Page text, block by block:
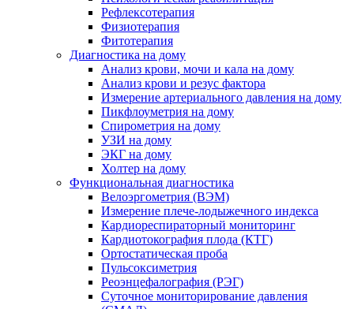
Рефлексотерапия
Физиотерапия
Фитотерапия
Диагностика на дому
Анализ крови, мочи и кала на дому
Анализ крови и резус фактора
Измерение артериального давления на дому
Пикфлоуметрия на дому
Спирометрия на дому
УЗИ на дому
ЭКГ на дому
Холтер на дому
Функциональная диагностика
Велоэргометрия (ВЭМ)
Измерение плече-лодыжечного индекса
Кардиореспираторный мониторинг
Кардиотокография плода (КТГ)
Ортостатическая проба
Пульсоксиметрия
Реоэнцефалография (РЭГ)
Суточное мониторирование давления